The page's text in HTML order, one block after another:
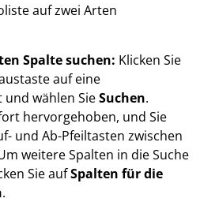
auf zwei Arten
Spalte suchen: Klicken Sie
auf eine
wählen SieSuchen.
hervorgehoben, und Sie
und Ab-Pfeiltasten zwischen
weitere Spalten in die Suche
Sie aufSpalten für die
.